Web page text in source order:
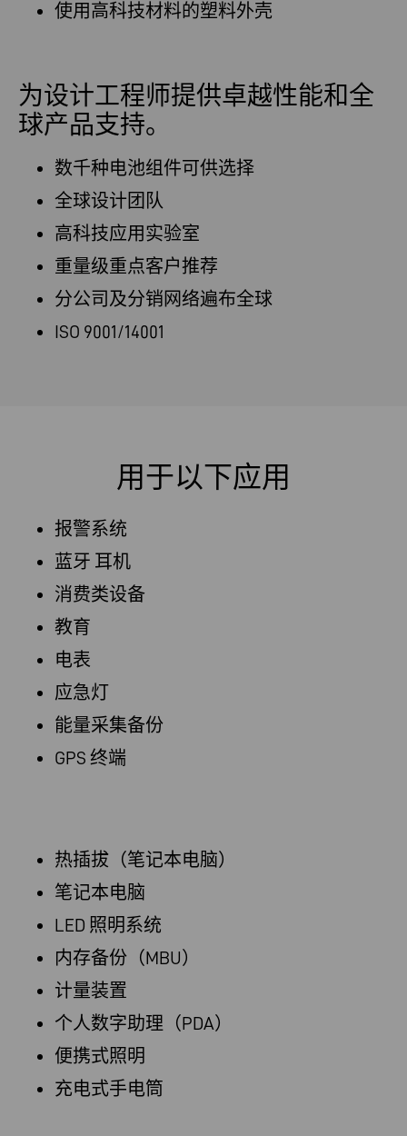
使用高科技材料的塑料外壳
为设计工程师提供卓越性能和全
球产品支持。
数千种电池组件可供选择
全球设计团队
高科技应用实验室
重量级重点客户推荐
分公司及分销网络遍布全球
ISO 9001/14001
用于以下应用
报警系统
蓝牙 耳机
消费类设备
教育
电表
应急灯
能量采集备份
GPS 终端
热插拔（笔记本电脑）
笔记本电脑
LED 照明系统
内存备份（MBU）
计量装置
个人数字助理（PDA）
便携式照明
充电式手电筒